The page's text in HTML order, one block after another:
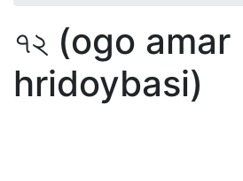
৭২ (ogo amar
hridoybasi)